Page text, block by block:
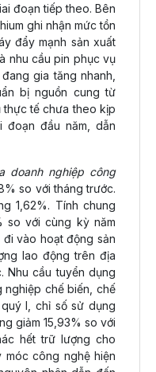
đoạn tiếp theo. Bên
ghi nhận mức tồn
đẩy mạnh sản xuất
nhu cầu pin phục vụ
gia tăng nhanh,
bị nguồn cung từ
thực tế chưa theo kịp
đoạn đầu năm, dẫn
doanh nghiệp công
so với tháng trước.
1,62%. Tính chung
so với cùng kỳ năm
đi vào hoạt động sản
lao động trên địa
Nhu cầu tuyển dụng
nghiệp chế biến, chế
I, chỉ số sử dụng
giảm 15,93% so với
hết trữ lượng cho
móc công nghệ hiện